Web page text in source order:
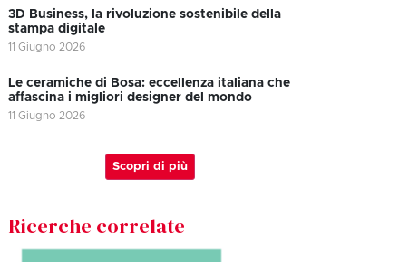
3D Business, la rivoluzione sostenibile della
stampa digitale
11 Giugno 2026
Le ceramiche di Bosa: eccellenza italiana che
affascina i migliori designer del mondo
11 Giugno 2026
Scopri di più
Ricerche correlate